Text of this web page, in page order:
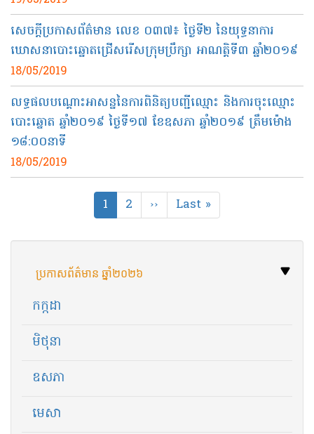
ប្រកាសព័ត៌មាន ឆ្នាំ២០២៦
កក្កដា
មិថុនា
ឧសភា
មេសា
សេចក្ដីប្រកាសព័ត៌មាន លេខ ០៣៧​៖ ថ្ងៃទី​២ នៃ​យុទ្ធនាការ
ឃោសនា​បោះឆ្នោត​ជ្រើសរើស​ក្រុមប្រឹក្សា​ អាណត្តិ​ទី​៣ ឆ្នាំ​២០១៩
18/05/2019
លទ្ធផលបណ្ដោះអាសន្ននៃការពិនិត្យបញ្ជីឈ្មោះ និង​ការចុះឈ្មោះ
បោះឆ្នោត ឆ្នាំ​២០១៩​ ថ្ងៃ​ទី​១៧ ខែឧសភា ឆ្នាំ​២០១៩ ត្រឹមម៉ោង​
១៨:០០នាទី​
18/05/2019
Current
page
1 Page
2
Next
page
››
Last
page
Last »